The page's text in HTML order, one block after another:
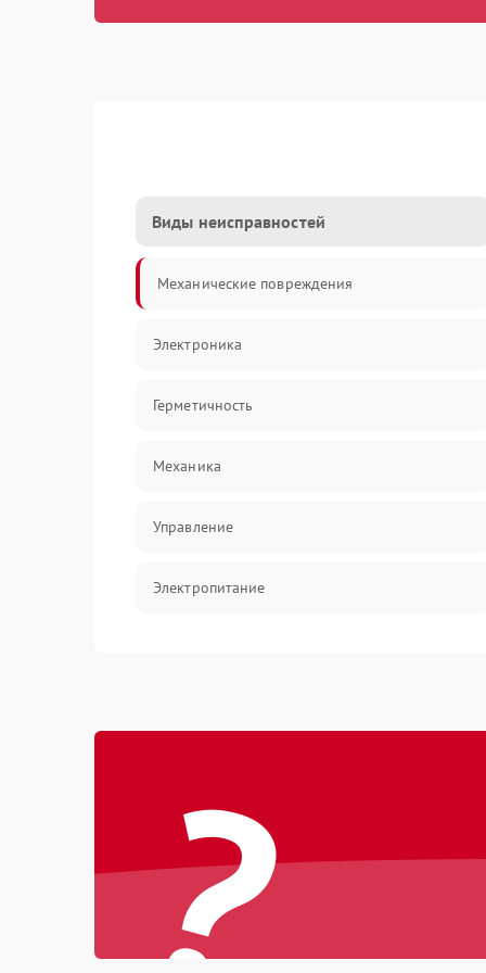
Виды неисправностей
Механические повреждения
Электроника
Герметичность
Механика
Управление
Электропитание
Хладагент
?